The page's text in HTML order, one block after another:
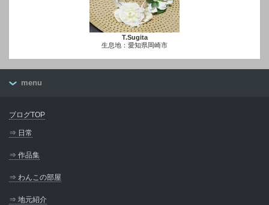
T.Sugita
生息地：愛知県岡崎市
menu
ブログTOP
⇒ 日常
⇒ 作品集
⇒ わんこの部屋
⇒ 地元紹介